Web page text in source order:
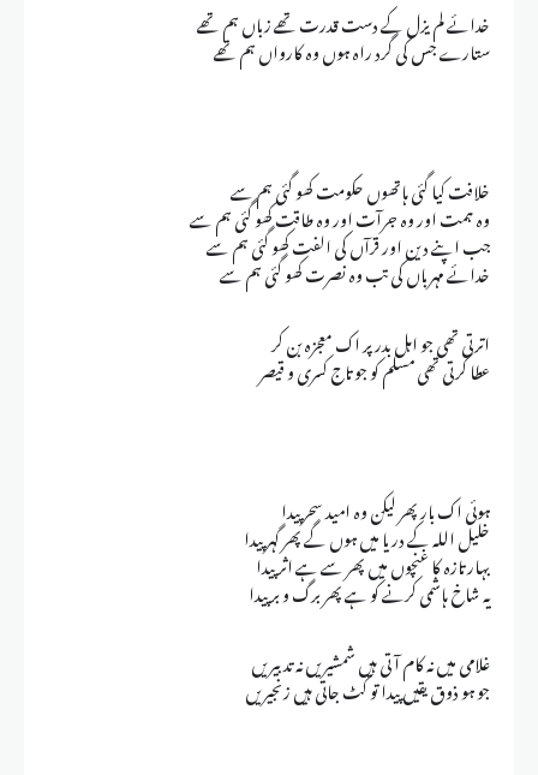
خدائے لم یزل کے دست قدرت تھے زباں ہم تھے
ستارے جس کی گرد راہ ہوں وہ کارواں ہم تھے
خلافت کیا گئی ہاتھوں حکومت کھو گئی ہم سے
وہ ہمت اور وہ جرآت اور وہ طاقت کھو گئی ہم سے
جب اپنے دین اور قرآں کی الفت کھو گئی ہم سے
خدائے مہرباں کی تب وہ نصرت کھو گئی ہم سے
اترتی تھی جو اہل بدر پر اک معجزہ بن کر
عطا کرتی تھی مسلم کو جو تاج کسری و قیصر
ہوئی اک بار پھر لیکن وہ امید سحر پیدا
خلیل اللہ کے دریا میں ہوں گے پھر گہر پیدا
بہار تازہ کا غنچوں میں پھر سے ہے اثر پیدا
یہ شاخ ہاشمی کرنے کو ہے پھر برگ و بر پیدا
غلامی میں نہ کام آتی ہیں شمشیریں نہ تدبیریں
جو ہو ذوق یقیں پیدا تو کٹ جاتی ہیں زنجیریں